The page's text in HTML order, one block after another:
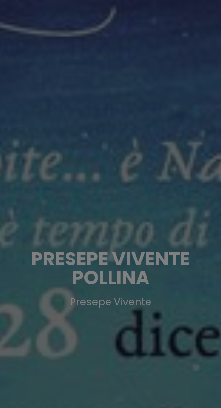
PRESEPE VIVENTE
POLLINA
Presepe Vivente